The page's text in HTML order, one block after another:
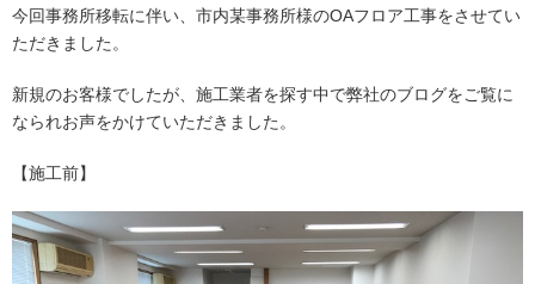
今回事務所移転に伴い、市内某事務所様のOAフロア工事をさせてい
ただきました。
新規のお客様でしたが、施工業者を探す中で弊社のブログをご覧に
なられお声をかけていただきました。
【施工前】